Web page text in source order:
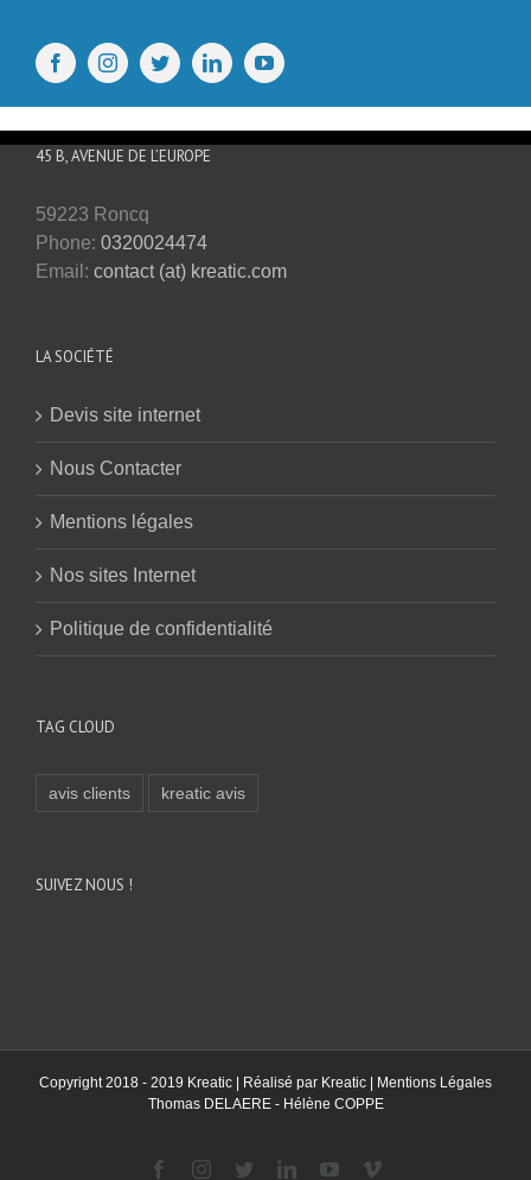
45 B, AVENUE DE L’EUROPE
59223 Roncq
Phone: 0320024474
Email: contact (at) kreatic.com
LA SOCIÉTÉ
Devis site internet
Nous Contacter
Mentions légales
Nos sites Internet
Politique de confidentialité
TAG CLOUD
avis clients kreatic avis
SUIVEZ NOUS !
Copyright 2018 - 2019 Kreatic | Réalisé par Kreatic
Mentions Légales
Thomas DELAERE - Hélène COPPE
FacebookInstagramTwitterLinkedInYouTubeVimeo